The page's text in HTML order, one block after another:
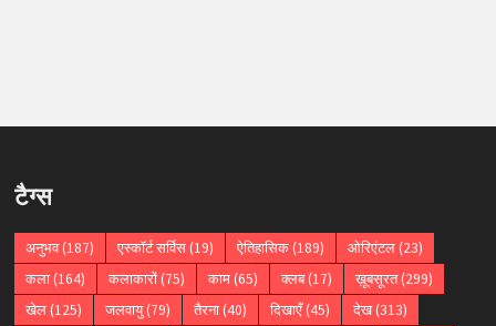
टैग्स
अनुभव(187) एस्कॉर्ट सर्विस(19) ऐतिहासिक(189) ओरिएंटल(23)
कला(164) कलाकारों(75) काम(65) क्लब(17) ख़ूबसूरत(299)
खेल(125) जलवायु(79) तैरना(40) दिखाएँ(45) देख(313)